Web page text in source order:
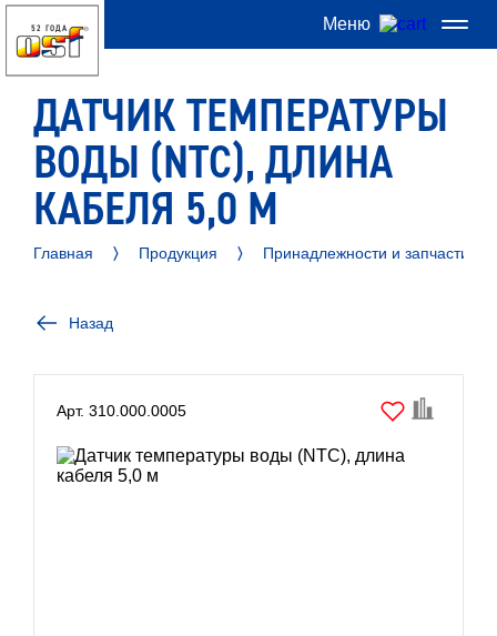
52 ГОДА Меню
ДАТЧИК ТЕМПЕРАТУРЫ
ВОДЫ (NTC), ДЛИНА
КАБЕЛЯ 5,0 М
Главная Продукция Принадлежности и запчасти
Назад
Арт. 310.000.0005